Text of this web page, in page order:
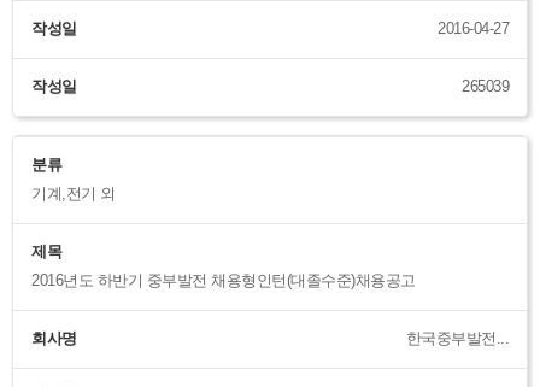
작성일 2016-04-27
작성일 265039
분류
기계,전기 외
제목
2016년도 하반기 중부발전 채용형인턴(대졸수준)채용공고
회사명 한국중부발전...